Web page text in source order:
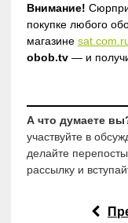
Внимание!
покупке любого
магазине
obob.tv— и
А что думаете
участвуйте в
делайте
рассылку и